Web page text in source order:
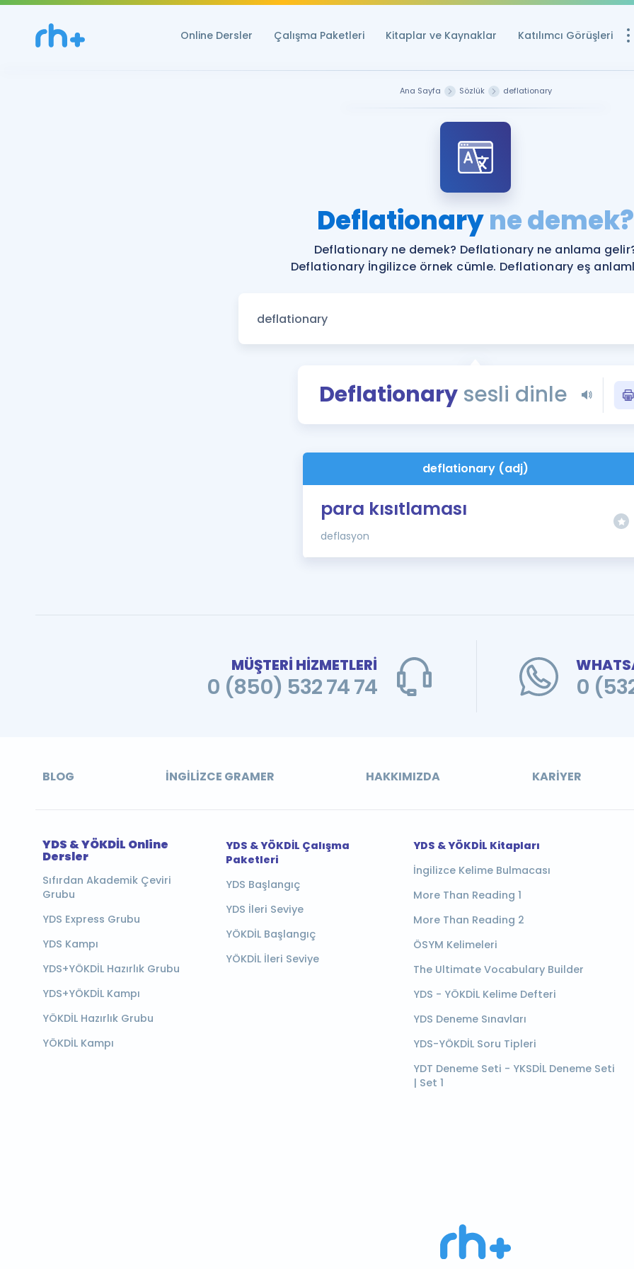
Online Dersler Çalışma Paketleri Kitaplar ve Kaynaklar Katılımcı Görüşleri
Ücretsiz
YDS ve YÖKDİL
YDS ve YÖKDİL'e
Tüm ÖSYM
Blog
YDS - YÖKDİL
İngilizce
Ana Sayfa Sözlük deflationary
Deflationaryne demek?
Deflationary ne demek? Deflationary ne anlama
Deflationary İngilizce örnek cümle. Deflationary eş
Deflationarysesli dinle
deflationary (adj)
para kısıtlaması
deflasyon
MÜŞTERİ HİZMETLERİ
0 (850) 532 74 74 0
BLOG İNGILIZCE GRAMER HAKKIMIZDA KARIYER
YDS & YÖKDİL Online
Dersler
Sıfırdan Akademik Çeviri
Grubu
YDS Express Grubu
YDS Kampı
YDS+YÖKDİL Hazırlık Grubu
YDS+YÖKDİL Kampı
YÖKDİL Hazırlık Grubu
YÖKDİL Kampı
YDS & YÖKDİL Çalışma
Paketleri
YDS Başlangıç
YDS İleri Seviye
YÖKDİL Başlangıç
YÖKDİL İleri Seviye
YDS & YÖKDİL Kitapları
İngilizce Kelime Bulmacası
More Than Reading 1
More Than Reading 2
ÖSYM Kelimeleri
The Ultimate Vocabulary Builder
YDS - YÖKDİL Kelime Defteri
YDS Deneme Sınavları
YDS-YÖKDİL Soru Tipleri
YDT Deneme Seti - YKSDİL Deneme Seti
| Set 1